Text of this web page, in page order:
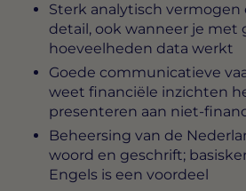
Sterk analytisch vermogen
detail, ook wanneer je met
hoeveelheden data werkt
Goede communicatieve
weet financiële inzichten
presenteren aan niet-
Beheersing van de
woord en geschrift;
Engels is een voordeel